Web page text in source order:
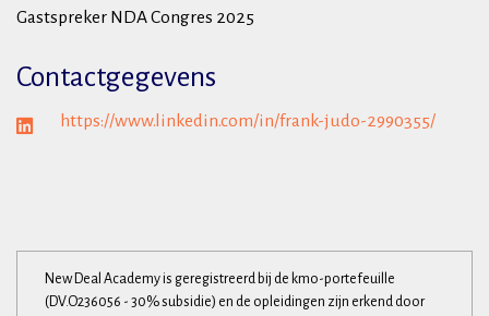
Gastspreker NDA Congres 2025
Contactgegevens
https://www.linkedin.com/in/frank-judo-2990355/
New Deal Academy is geregistreerd bij de kmo-portefeuille
(DV.O236056 - 30% subsidie) en de opleidingen zijn erkend door